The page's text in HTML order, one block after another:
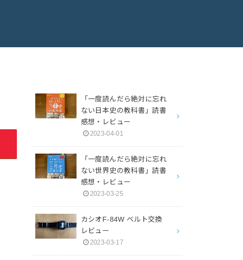
「一度読んだら絶対に忘れ
ない日本史の教科書」読書
感想・レビュー
2023-04-01
「一度読んだら絶対に忘れ
ない世界史の教科書」読書
感想・レビュー
2023-03-25
カシオF-84W ベルト交換
レビュー
2023-03-17